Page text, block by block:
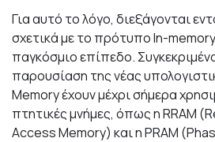
Για αυτό το λόγο, διεξάγονται
σχετικά με το πρότυπο In-
παγκόσμιο επίπεδο.
παρουσίαση της νέας
Memory έχουν μέχρι σήμερα
πτητικές μνήμες, όπως η RRAM
Access Memory) και η PRAM